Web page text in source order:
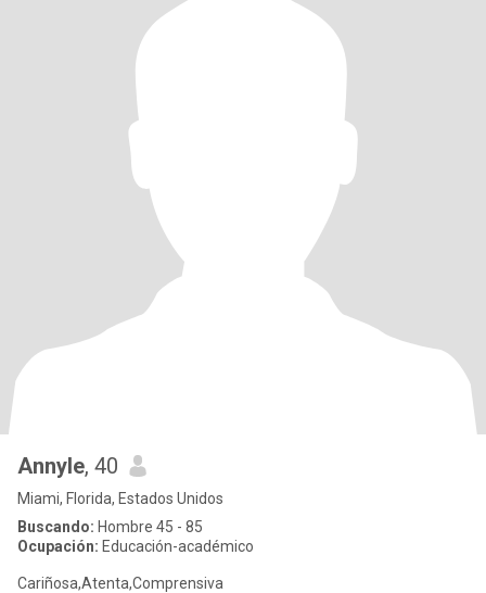
Annyle, 40
Miami, Florida, Estados Unidos
Buscando: Hombre 45 - 85
Ocupación: Educación-académico
Cariñosa,Atenta,Comprensiva